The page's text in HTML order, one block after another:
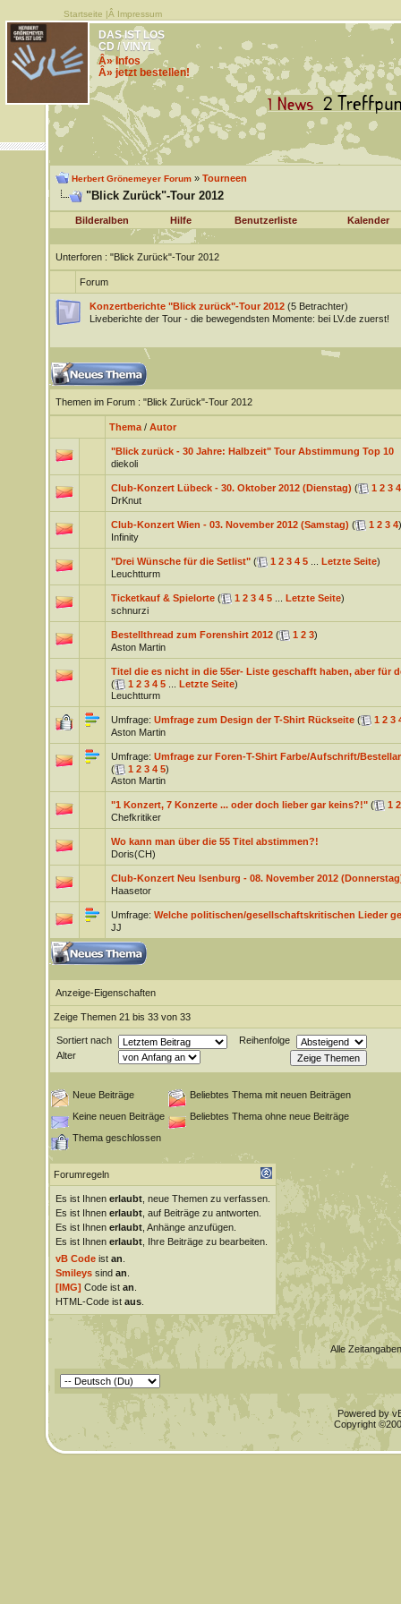
Startseite |Â Impressum
DAS IST LOS
CD / VINYL
Â» Infos
Â» jetzt bestellen!
Herbert Grönemeyer Forum» Tourneen
"Blick Zurück"-Tour 2012
Bilderalben Hilfe Benutzerliste Kalender
Unterforen: "Blick Zurück"-Tour 2012
Forum
Konzertberichte "Blick zurück"-Tour 2012 (5 Betrachter)
Liveberichte der Tour - die bewegendsten Momente: bei LV.de zuerst!
Themen im Forum: "Blick Zurück"-Tour 2012
Thema/ Autor
"Blick zurück - 30 Jahre: Halbzeit" Tour Abstimmung Top 10
diekoli
Club-Konzert Lübeck - 30. Oktober 2012 (Dienstag) ( 1 2 3 4
DrKnut
Club-Konzert Wien - 03. November 2012 (Samstag) ( 1 2 3 4)
Infinity
"Drei Wünsche für die Setlist" ( 1 2 3 4 5... Letzte Seite)
Leuchtturm
Ticketkauf & Spielorte ( 1 2 3 4 5... Letzte Seite)
schnurzi
Bestellthread zum Forenshirt 2012 ( 1 2 3)
Aston Martin
Titel die es nicht in die 55er- Liste geschafft haben, aber für
(
1 2 3 4 5... Letzte Seite)
Leuchtturm
Umfrage: Umfrage zum Design der T-Shirt Rückseite ( 1 2 3
Aston Martin
Umfrage: Umfrage zur Foren-T-Shirt Farbe/Aufschrift/
(
1 2 3 4 5)
Aston Martin
"1 Konzert, 7 Konzerte ... oder doch lieber gar keins?!" ( 1 2
Chefkritiker
Wo kann man über die 55 Titel abstimmen?!
Doris(CH)
Club-Konzert Neu Isenburg - 08. November 2012
Haasetor
Umfrage: Welche politischen/gesellschaftskritischen Lieder
JJ
Anzeige-Eigenschaften
Zeige Themen 21 bis 33 von 33
Sortiert nach
Reihenfolge
Alter
Neue Beiträge
Beliebtes Thema mit neuen Beiträgen
Keine neuen Beiträge
Beliebtes Thema ohne neue Beiträge
Thema geschlossen
Forumregeln
Es ist Ihnen erlaubt, neue Themen zu verfassen.
Es ist Ihnen erlaubt, auf Beiträge zu antworten.
Es ist Ihnen erlaubt, Anhänge anzufügen.
Es ist Ihnen erlaubt, Ihre Beiträge zu bearbeiten.
vB Codeist an
Smileyssind an
[IMG] Code ist an
HTML-Code ist aus.
Alle
Powered by
Copyright